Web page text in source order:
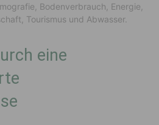
Bodenverbrauch, Energie,
Tourismus und Abwasser.
eine